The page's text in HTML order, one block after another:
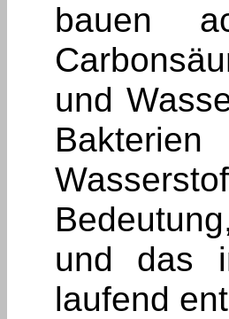
bauen
und
und das
laufend